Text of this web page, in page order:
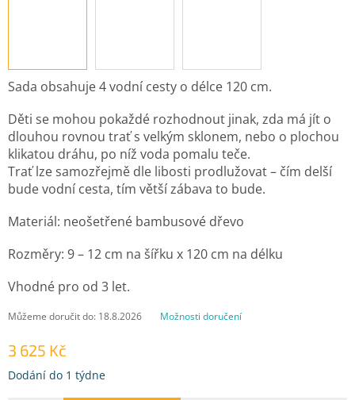
3 625 Kč
Měrná
Dodání do 1 týdne
Můžeme doručit do: 18.8.2026 Možnosti doručení
Sada obsahuje 4 vodní cesty o délce 120 cm.
Děti se mohou pokaždé rozhodnout jinak, zda má jít o
dlouhou rovnou trať s velkým sklonem, nebo o plochou
klikatou dráhu, po níž voda pomalu teče.
Trať lze samozřejmě dle libosti prodlužovat – čím delší
bude vodní cesta, tím větší zábava to bude.
Materiál: neošetřené bambusové dřevo
Rozměry: 9 – 12 cm na šířku x 120 cm na délku
Vhodné pro od 3 let.